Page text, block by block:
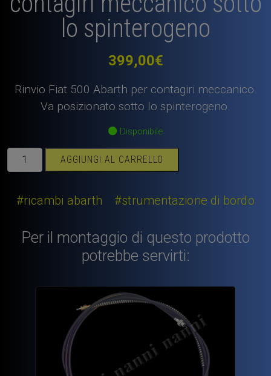
lo spinterogeno
399,00€
Rinvio Fiat 500 Abarth per contagiri meccanico.
Va posizionato sotto lo spinterogeno.
Disponibile
Rinvio
Fiat
Abarth
sotto
AGGIUNGI AL CARRELLO
#ricambi abarth #strumentazione di bordo
Per il montaggio di questo prodotto
potrebbe servirti: